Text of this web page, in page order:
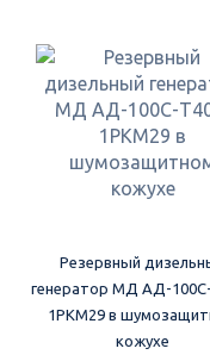
Резервный
генератор МД АД-
1РКМ29 в
кожухе